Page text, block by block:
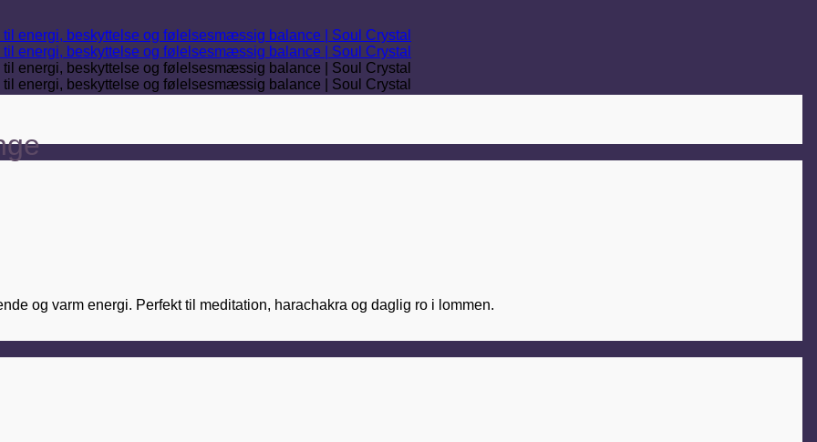
og varm energi. Perfekt til meditation, harachakra og daglig ro i lommen.